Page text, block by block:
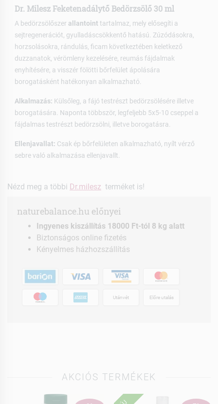
Dr. Milesz Feketenadálytő Bedörzsölő 30 ml
A bedörzsölőszer allantoint tartalmaz, mely elősegíti a
sejtregenerációt, gyulladáscsökkentő hatású. Zúzódásokra,
horzsolásokra, rándulás, ficam következtében keletkező
duzzanatok, vérömleny kezelésére, reumás fájdalmak
enyhítésére, a visszér fölötti bőrfelület ápolására
borogatásként hatékonyan alkalmazható.
Alkalmazás: Külsőleg, a fájó testrészt bedörzsölésére illetve
borogatására. Naponta többször, legfeljebb 5x5-10 cseppel a
fájdalmas testrészt bedörzsölni, illetve borogatásra.
Ellenjavallat: Csak ép bőrfelületen alkalmazható, nyílt vérző
sebre való alkalmazása ellenjavallt.
Nézd meg a többi Dr.milesz terméket is!
naturebalance.hu előnyei
Ingyenes kiszállítás 18000 Ft-tól 8 kg alatt
Biztonságos online fizetés
Kényelmes házhozszállítás
Utánvét Előre utalás
AKCIÓS TERMÉKEK